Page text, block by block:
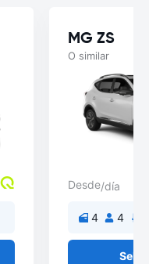
MG ZS
O similar
Desde/día
4 4